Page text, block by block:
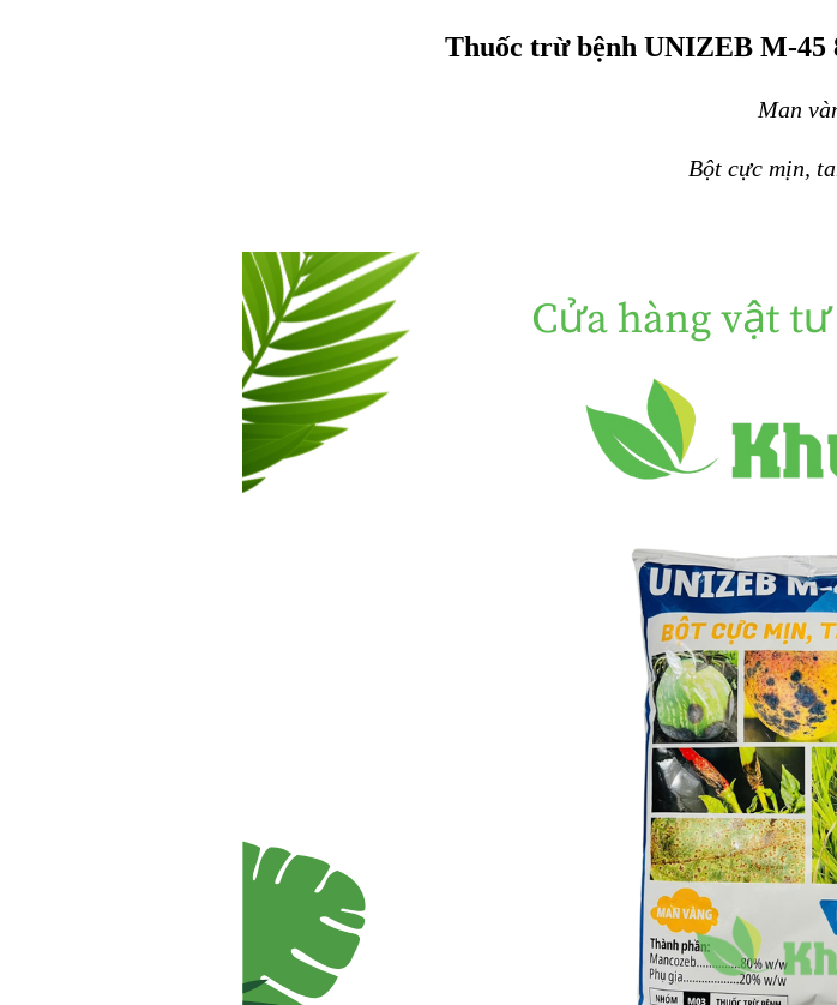
Thuốc trừ bệnh UNIZEB M-45
Man
Bột cực mịn,